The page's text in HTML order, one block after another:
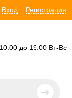
Вход Регистрация
до 19:00 Вт-Вс